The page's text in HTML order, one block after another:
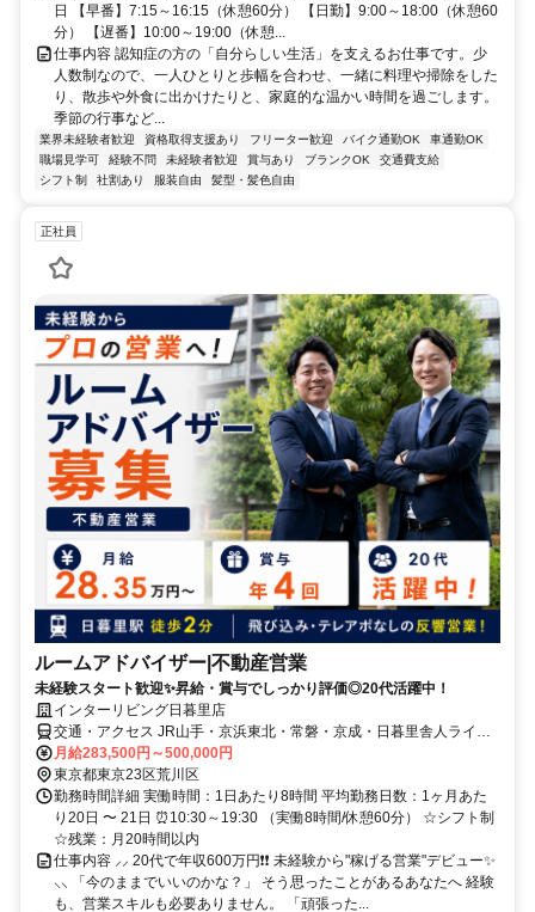
日 【早番】7:15～16:15（休憩60分） 【日勤】9:00～18:00（休憩60
分） 【遅番】10:00～19:00（休憩...
仕事内容 認知症の方の「自分らしい生活」を支えるお仕事です。少
人数制なので、一人ひとりと歩幅を合わせ、一緒に料理や掃除をした
り、散歩や外食に出かけたりと、家庭的な温かい時間を過ごします。
季節の行事など...
業界未経験者歓迎 資格取得支援あり フリーター歓迎 バイク通勤OK
車通勤OK
職場見学可
経験不問 未経験者歓迎 賞与あり ブランクOK
交通費支給
シフト制
社割あり 服装自由 髪型・髪色自由
正社員
ルームアドバイザー|不動産営業
未経験スタート歓迎✨昇給・賞与でしっかり評価◎20代活躍中！
インターリビング日暮里店
交通・アクセス JR山手・京浜東北・常磐・京成・日暮里舎人ライナ
ー「日暮里駅」から徒歩2分
月給283,500円～500,000円
東京都東京23区荒川区
勤務時間詳細 実働時間：1日あたり8時間 平均勤務日数：1ヶ月あた
り20日 〜 21日 ⏰10:30～19:30 （実働8時間/休憩60分） ☆シフト制
☆残業：月20時間以内
仕事内容 ⸝⸝ 20代で年収600万円❗❗ 未経験から"稼げる営業"デビュー✨
⸜⸜ 「今のままでいいのかな？」 そう思ったことがあるあなたへ 経験
も、営業スキルも必要ありません。 「頑張った...